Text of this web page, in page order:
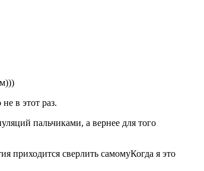
в этот раз.
пальчиками, а вернее для того
приходится сверлить самомуКогда я это